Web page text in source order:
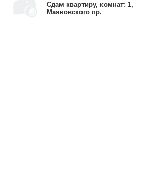
Сдам квартиру, комнат: 1,
Маяковского пр.